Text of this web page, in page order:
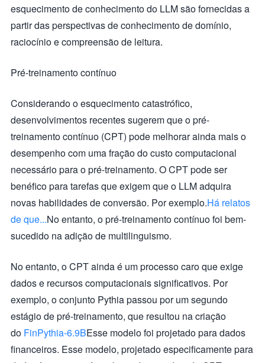
esquecimento de conhecimento do LLM são fornecidas a
partir das perspectivas de conhecimento de domínio,
raciocínio e compreensão de leitura.
Pré-treinamento contínuo
Considerando o esquecimento catastrófico,
desenvolvimentos recentes sugerem que o pré-
treinamento contínuo (CPT) pode melhorar ainda mais o
desempenho com uma fração do custo computacional
necessário para o pré-treinamento. O CPT pode ser
benéfico para tarefas que exigem que o LLM adquira
novas habilidades de conversão. Por exemplo.Há relatos
de que...No entanto, o pré-treinamento contínuo foi bem-
sucedido na adição de multilinguismo.
No entanto, o CPT ainda é um processo caro que exige
dados e recursos computacionais significativos. Por
exemplo, o conjunto Pythia passou por um segundo
estágio de pré-treinamento, que resultou na criação
do FinPythia-6.9BEsse modelo foi projetado para dados
financeiros. Esse modelo, projetado especificamente para